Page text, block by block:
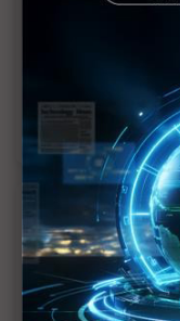
SDC欲以OLED
IMID 2024先進
OLED電視能助眠
近７天熱門報
MLCC訂單過
建熱潮將趨緩